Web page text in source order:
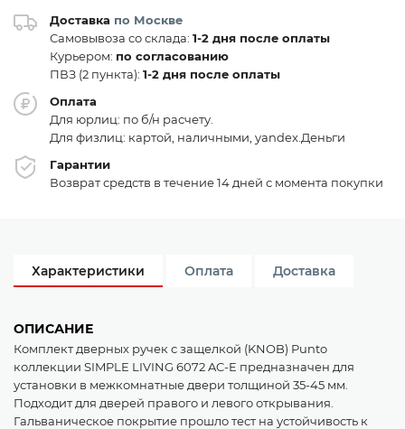
Доставка по Москве
Самовывоза со склада: 1-2 дня после оплаты
Курьером: по согласованию
ПВЗ (2 пункта): 1-2 дня после оплаты
Оплата
Для юрлиц: по б/н расчету.
Для физлиц: картой, наличными, yandex.Деньги
Гарантии
Возврат средств в течение 14 дней с момента покупки
Характеристики Оплата Доставка
ОПИСАНИЕ
Комплект дверных ручек с защелкой (KNOB) Punto
коллекции SIMPLE LIVING 6072 AC-E предназначен для
установки в межкомнатные двери толщиной 35-45 мм.
Подходит для дверей правого и левого открывания.
Гальваническое покрытие прошло тест на устойчивость к